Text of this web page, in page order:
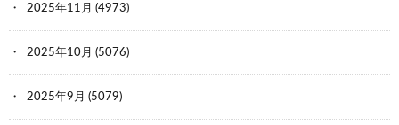
2025年11月 (4973)
2025年10月 (5076)
2025年9月 (5079)